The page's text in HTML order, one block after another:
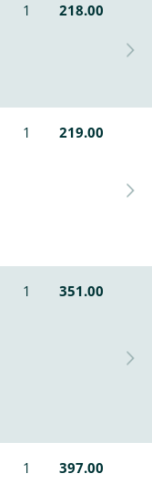
1 218.00
1 219.00
1 351.00
1 397.00